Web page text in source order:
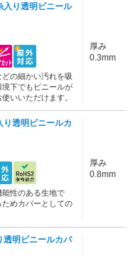
入り透明ビニール
の細かい汚れを吸
下でもビニールが
いいただけます。
厚み
0.3mm
り透明ビニールカ
性のある生地で
めカバーとしての
厚み
0.8mm
透明ビニールカバ